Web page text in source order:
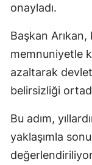
onayladı.
Başkan Arıkan,
memnuniyetle
azaltarak
belirsizliği
Bu adım,
yaklaşımla